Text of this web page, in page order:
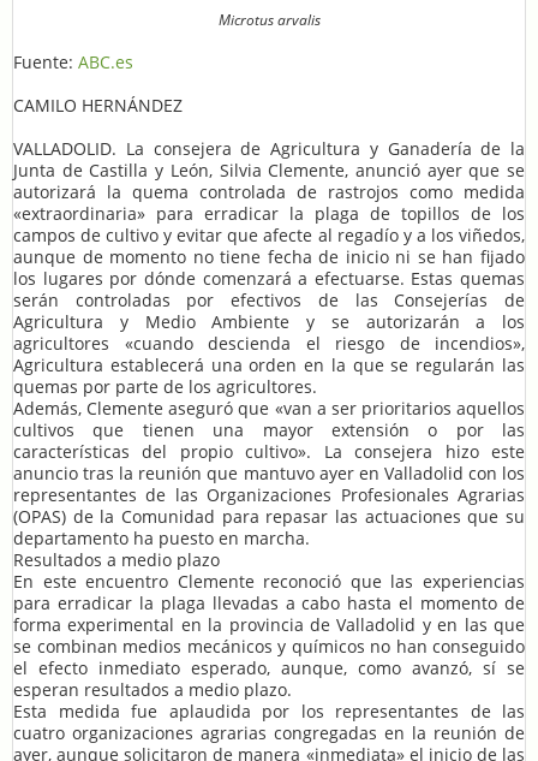
Microtus arvalis
Fuente: ABC.es
CAMILO HERNÁNDEZ
VALLADOLID. La consejera de Agricultura y Ganadería de la
Junta de Castilla y León, Silvia Clemente, anunció ayer que se
autorizará la quema controlada de rastrojos como medida
«extraordinaria» para erradicar la plaga de topillos de los
campos de cultivo y evitar que afecte al regadío y a los viñedos,
aunque de momento no tiene fecha de inicio ni se han fijado
los lugares por dónde comenzará a efectuarse. Estas quemas
serán controladas por efectivos de las Consejerías de
Agricultura y Medio Ambiente y se autorizarán a los
agricultores «cuando descienda el riesgo de incendios»,
Agricultura establecerá una orden en la que se regularán las
quemas por parte de los agricultores.
Además, Clemente aseguró que «van a ser prioritarios aquellos
cultivos que tienen una mayor extensión o por las
características del propio cultivo». La consejera hizo este
anuncio tras la reunión que mantuvo ayer en Valladolid con los
representantes de las Organizaciones Profesionales Agrarias
(OPAS) de la Comunidad para repasar las actuaciones que su
departamento ha puesto en marcha.
Resultados a medio plazo
En este encuentro Clemente reconoció que las experiencias
para erradicar la plaga llevadas a cabo hasta el momento de
forma experimental en la provincia de Valladolid y en las que
se combinan medios mecánicos y químicos no han conseguido
el efecto inmediato esperado, aunque, como avanzó, sí se
esperan resultados a medio plazo.
Esta medida fue aplaudida por los representantes de las
cuatro organizaciones agrarias congregadas en la reunión de
ayer, aunque solicitaron de manera «inmediata» el inicio de las